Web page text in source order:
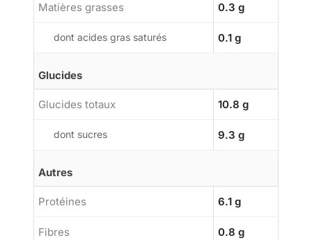
Matières grasses 0.3 g
dont acides gras saturés 0.1 g
Glucides
Glucides totaux 10.8 g
dont sucres 9.3 g
Autres
Protéines 6.1 g
Fibres 0.8 g